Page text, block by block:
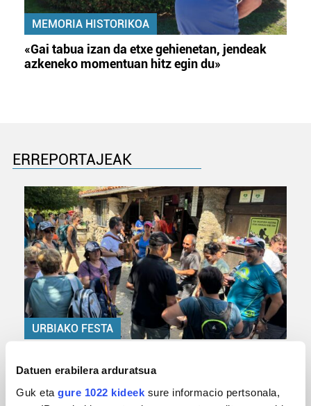
Datuen erabilera arduratsua
Guk eta gure 1022 kideek sure informacio pertsonala,
MEMORIA HISTORIKOA
«Gai tabua izan da etxe gehienetan, jendeak
azkeneko momentuan hitz egin du»
ERREPORTAJEAK
URBIAKO FESTA